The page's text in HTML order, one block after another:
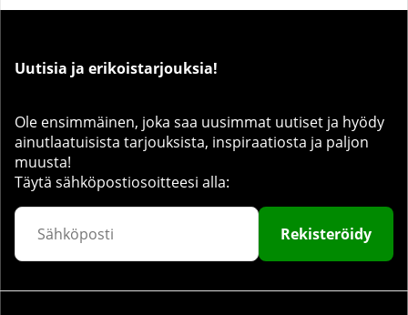
Uutisia ja erikoistarjouksia!
Ole ensimmäinen, joka saa uusimmat uutiset ja hyödy
ainutlaatuisista tarjouksista, inspiraatiosta ja paljon
muusta!
Täytä sähköpostiosoitteesi alla:
Rekisteröidy